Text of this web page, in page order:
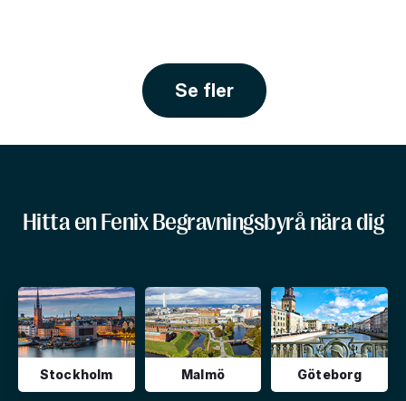
Se fler
Hitta en Fenix Begravningsbyrå nära dig
Stockholm Malmö Göteborg